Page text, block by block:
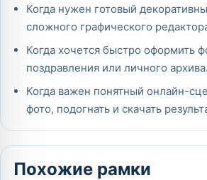
Когда нужен готовый
сложного графического
Когда хочется быстро оформить
поздравления или личного архива.
Когда важен понятный онлайн-
фото, подогнать и скачать
Похожие рамки